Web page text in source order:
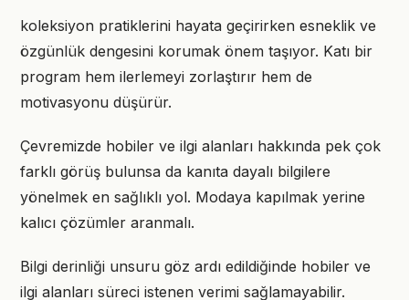
koleksiyon pratiklerini hayata geçirirken esneklik ve
özgünlük dengesini korumak önem taşıyor. Katı bir
program hem ilerlemeyi zorlaştırır hem de
motivasyonu düşürür.
Çevremizde hobiler ve ilgi alanları hakkında pek çok
farklı görüş bulunsa da kanıta dayalı bilgilere
yönelmek en sağlıklı yol. Modaya kapılmak yerine
kalıcı çözümler aranmalı.
Bilgi derinliği unsuru göz ardı edildiğinde hobiler ve
ilgi alanları süreci istenen verimi sağlamayabilir.